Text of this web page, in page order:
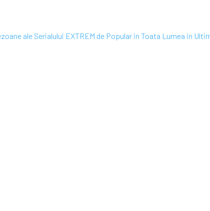
ale Serialului EXTREM de Popular in Toata Lumea in